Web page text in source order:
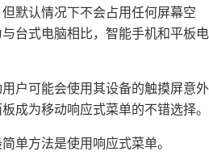
默认情况下不会占用任何屏幕空
台式电脑相比，智能手机和平板电
户可能会使用其设备的触摸屏意外
成为移动响应式菜单的不错选择。
单方法是使用 响应式菜单。